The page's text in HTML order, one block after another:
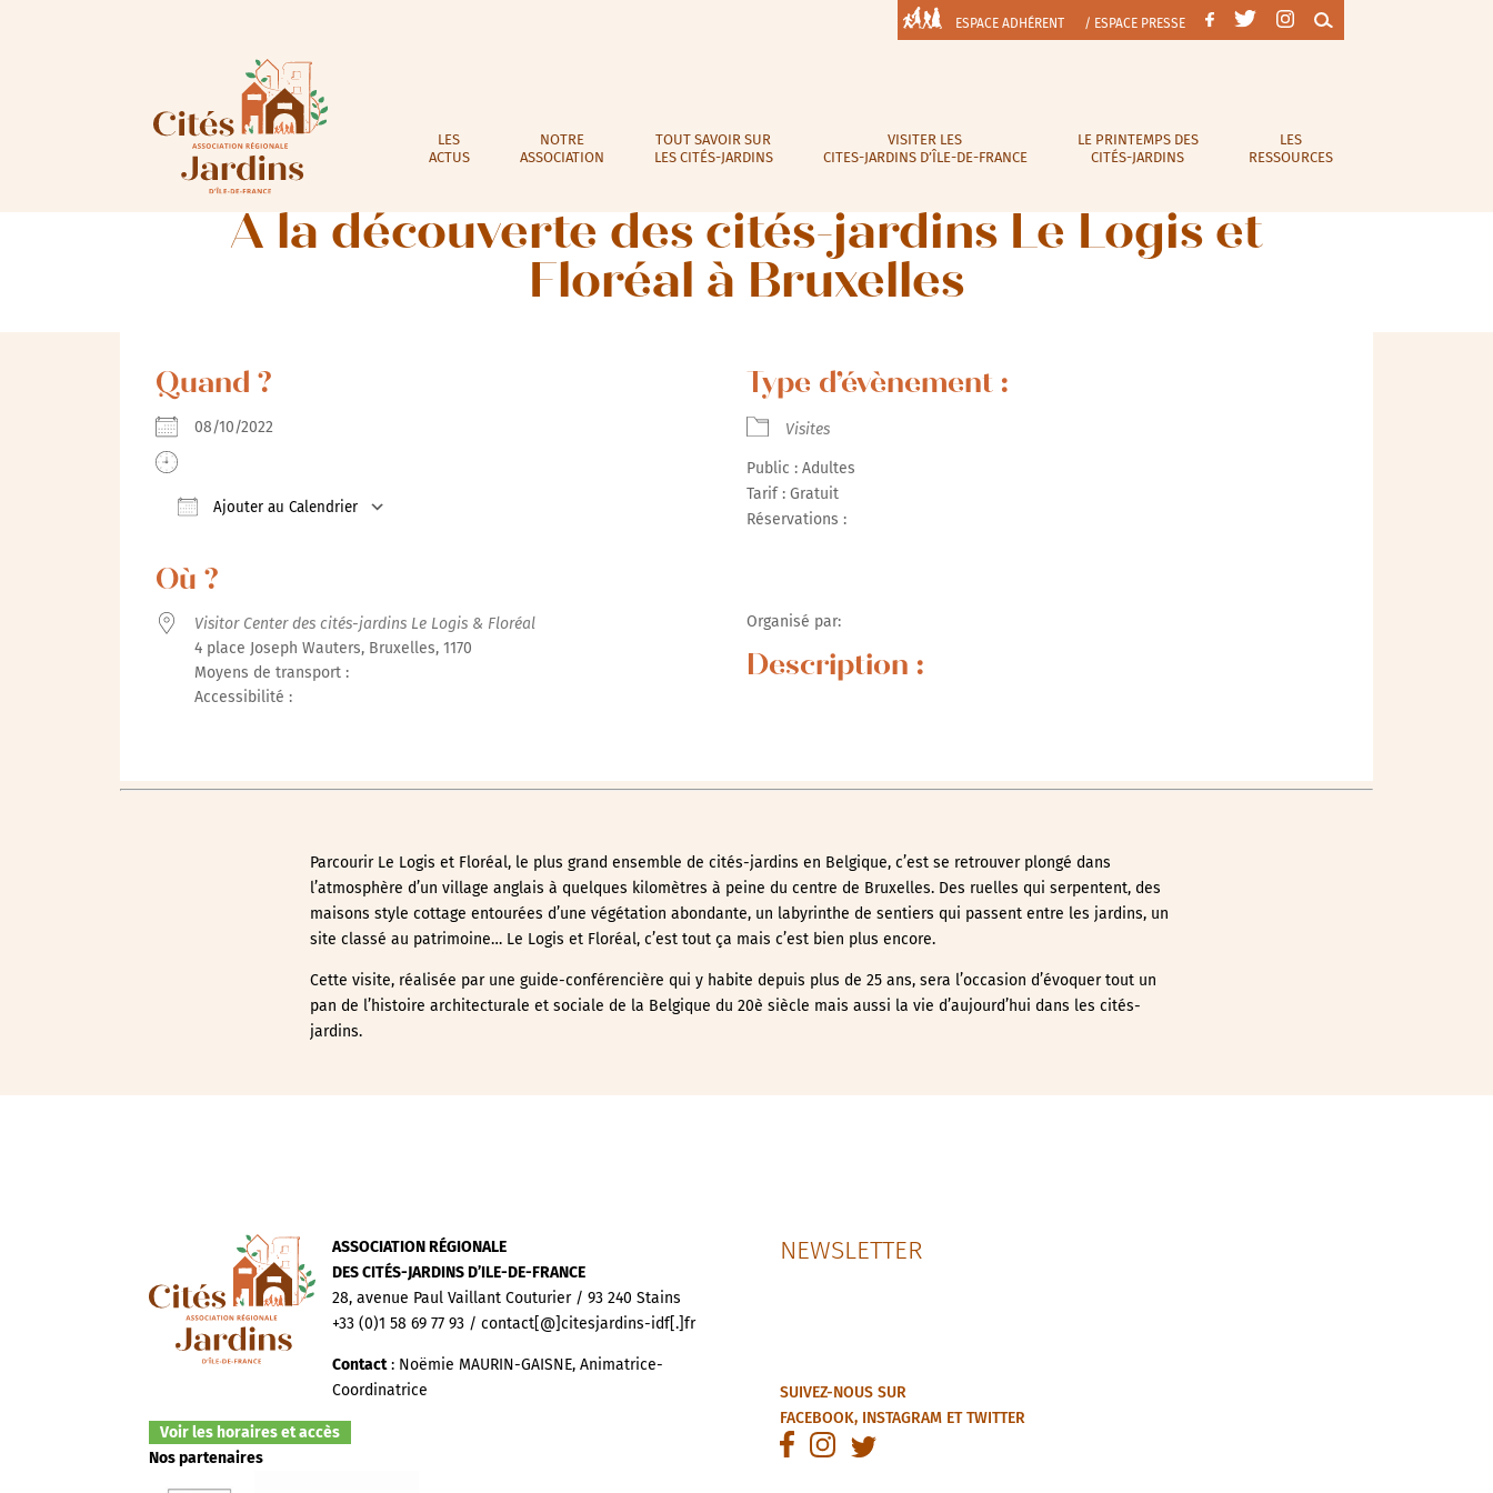
ESPACE ADHÉRENT / ESPACE PRESSE
LES
ACTUS
NOTRE
ASSOCIATION
TOUT SAVOIR SUR
LES CITÉS-JARDINS
VISITER LES
CITES-JARDINS D’ÎLE-DE-FRANCE
LE PRINTEMPS DES
CITÉS-JARDINS
LES
RESSOURCES
A la découverte des cités-jardins Le Logis et
Floréal à Bruxelles
Quand ?
08/10/2022
Ajouter au Calendrier
Où ?
Visitor Center des cités-jardins Le Logis & Floréal
4 place Joseph Wauters, Bruxelles, 1170
Moyens de transport :
Accessibilité :
Type d’évènement :
Visites
Public : Adultes
Tarif : Gratuit
Réservations :
Organisé par:
Description :
Parcourir Le Logis et Floréal, le plus grand ensemble de cités-jardins en Belgique, c’est se retrouver plongé dans
l’atmosphère d’un village anglais à quelques kilomètres à peine du centre de Bruxelles. Des ruelles qui serpentent, des
maisons style cottage entourées d’une végétation abondante, un labyrinthe de sentiers qui passent entre les jardins, un
site classé au patrimoine… Le Logis et Floréal, c’est tout ça mais c’est bien plus encore.
Cette visite, réalisée par une guide-conférencière qui y habite depuis plus de 25 ans, sera l’occasion d’évoquer tout un
pan de l’histoire architecturale et sociale de la Belgique du 20è siècle mais aussi la vie d’aujourd’hui dans les cités-
jardins.
ASSOCIATION RÉGIONALE
DES CITÉS-JARDINS D’ILE-DE-FRANCE
28, avenue Paul Vaillant Couturier / 93 240 Stains
+33 (0)1 58 69 77 93 / contact[@]citesjardins-idf[.]fr
Contact: Noëmie MAURIN-GAISNE, Animatrice-
Coordinatrice
Voir les horaires et accès
Nos partenaires
NEWSLETTER
SUIVEZ-NOUS SUR
FACEBOOK, INSTAGRAMETTWITTER